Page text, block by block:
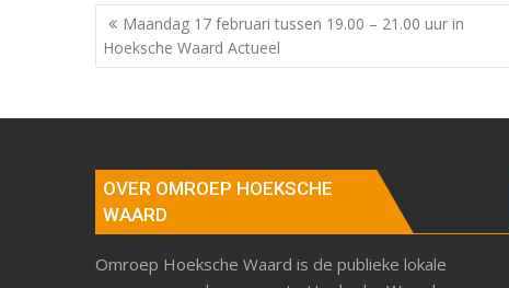
Berichtnavigatie
Maandag 17 februari tussen 19.00 – 21.00 uur in
Hoeksche Waard Actueel
OVER OMROEP HOEKSCHE
WAARD
Omroep Hoeksche Waard is de publieke lokale